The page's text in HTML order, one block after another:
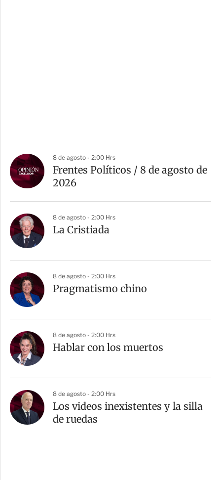
8 de agosto - 2:00 Hrs
Frentes Políticos / 8 de agosto de
2026
8 de agosto - 2:00 Hrs
La Cristiada
8 de agosto - 2:00 Hrs
Pragmatismo chino
8 de agosto - 2:00 Hrs
Hablar con los muertos
8 de agosto - 2:00 Hrs
Los videos inexistentes y la silla
de ruedas